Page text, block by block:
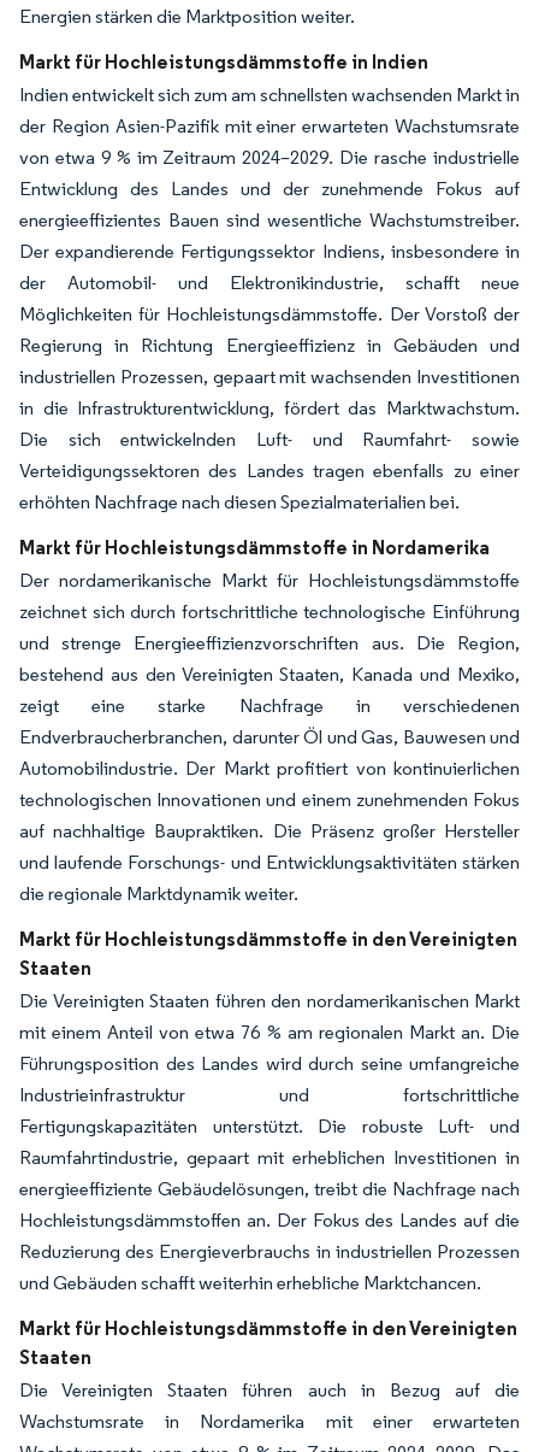
Energien stärken die Marktposition weiter.
Markt für Hochleistungsdämmstoffe in Indien
Indien entwickelt sich zum am schnellsten wachsenden Markt in
der Region Asien-Pazifik mit einer erwarteten Wachstumsrate
von etwa 9 % im Zeitraum 2024–2029. Die rasche industrielle
Entwicklung des Landes und der zunehmende Fokus auf
energieeffizientes Bauen sind wesentliche Wachstumstreiber.
Der expandierende Fertigungssektor Indiens, insbesondere in
der Automobil- und Elektronikindustrie, schafft neue
Möglichkeiten für Hochleistungsdämmstoffe. Der Vorstoß der
Regierung in Richtung Energieeffizienz in Gebäuden und
industriellen Prozessen, gepaart mit wachsenden Investitionen
in die Infrastrukturentwicklung, fördert das Marktwachstum.
Die sich entwickelnden Luft- und Raumfahrt- sowie
Verteidigungssektoren des Landes tragen ebenfalls zu einer
erhöhten Nachfrage nach diesen Spezialmaterialien bei.
Markt für Hochleistungsdämmstoffe in Nordamerika
Der nordamerikanische Markt für Hochleistungsdämmstoffe
zeichnet sich durch fortschrittliche technologische Einführung
und strenge Energieeffizienzvorschriften aus. Die Region,
bestehend aus den Vereinigten Staaten, Kanada und Mexiko,
zeigt eine starke Nachfrage in verschiedenen
Endverbraucherbranchen, darunter Öl und Gas, Bauwesen und
Automobilindustrie. Der Markt profitiert von kontinuierlichen
technologischen Innovationen und einem zunehmenden Fokus
auf nachhaltige Baupraktiken. Die Präsenz großer Hersteller
und laufende Forschungs- und Entwicklungsaktivitäten stärken
die regionale Marktdynamik weiter.
Markt für Hochleistungsdämmstoffe in den Vereinigten
Staaten
Die Vereinigten Staaten führen den nordamerikanischen Markt
mit einem Anteil von etwa 76 % am regionalen Markt an. Die
Führungsposition des Landes wird durch seine umfangreiche
Industrieinfrastruktur und fortschrittliche
Fertigungskapazitäten unterstützt. Die robuste Luft- und
Raumfahrtindustrie, gepaart mit erheblichen Investitionen in
energieeffiziente Gebäudelösungen, treibt die Nachfrage nach
Hochleistungsdämmstoffen an. Der Fokus des Landes auf die
Reduzierung des Energieverbrauchs in industriellen Prozessen
und Gebäuden schafft weiterhin erhebliche Marktchancen.
Markt für Hochleistungsdämmstoffe in den Vereinigten
Staaten
Die Vereinigten Staaten führen auch in Bezug auf die
Wachstumsrate in Nordamerika mit einer erwarteten